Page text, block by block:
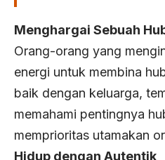
Menghargai Sebuah
Orang-orang yang
energi untuk membina
baik dengan keluarga,
memahami pentingnya
memprioritas utamakan
Hidup dengan Autentik